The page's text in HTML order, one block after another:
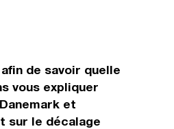
de savoir quelle
vous expliquer
et
sur le décalage